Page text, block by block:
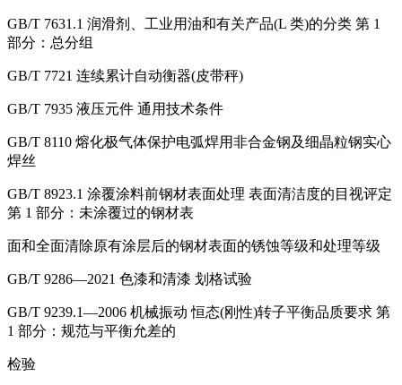
GB/T 7631.1 润滑剂、工业用油和有关产品(L 类)的分类 第 1
部分：总分组
GB/T 7721 连续累计自动衡器(皮带秤)
GB/T 7935 液压元件 通用技术条件
GB/T 8110 熔化极气体保护电弧焊用非合金钢及细晶粒钢实心
焊丝
GB/T 8923.1 涂覆涂料前钢材表面处理 表面清洁度的目视评定
第 1 部分：未涂覆过的钢材表
面和全面清除原有涂层后的钢材表面的锈蚀等级和处理等级
GB/T 9286—2021 色漆和清漆 划格试验
GB/T 9239.1—2006 机械振动 恒态(刚性)转子平衡品质要求 第
1 部分：规范与平衡允差的
检验